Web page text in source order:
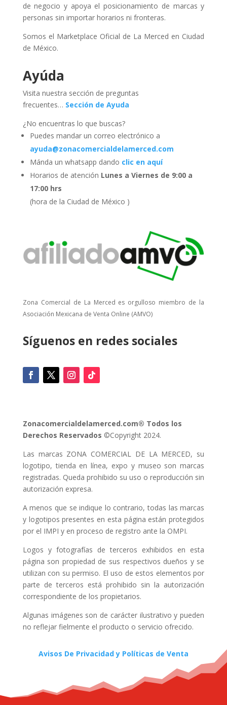
de negocio y apoya el posicionamiento de marcas y
personas sin importar horarios ni fronteras.
Somos el Marketplace Oficial de La Merced en Ciudad
de México.
Ayúda
Visita nuestra sección de preguntas
frecuentes… Sección de Ayuda
¿No encuentras lo que buscas?
Puedes mandar un correo electrónico a
ayuda@zonacomercialdelamerced.com
Mánda un whatsapp dando clic en aquí
Horarios de atención Lunes a Viernes de 9:00 a
17:00 hrs
(hora de la Ciudad de México )
Zona Comercial de La Merced es orgulloso miembro de la
Asociación Mexicana de Venta Online (AMVO)
Síguenos en redes sociales
Zonacomercialdelamerced.com® Todos los
Derechos Reservados ©Copyright 2024.
Las marcas ZONA COMERCIAL DE LA MERCED, su
logotipo, tienda en línea, expo y museo son marcas
registradas. Queda prohibido su uso o reproducción sin
autorización expresa.
A menos que se indique lo contrario, todas las marcas
y logotipos presentes en esta página están protegidos
por el IMPI y en proceso de registro ante la OMPI.
Logos y fotografías de terceros exhibidos en esta
página son propiedad de sus respectivos dueños y se
utilizan con su permiso. El uso de estos elementos por
parte de terceros está prohibido sin la autorización
correspondiente de los propietarios.
Algunas imágenes son de carácter ilustrativo y pueden
no reflejar fielmente el producto o servicio ofrecido.
Avisos De Privacidad y Políticas de Venta